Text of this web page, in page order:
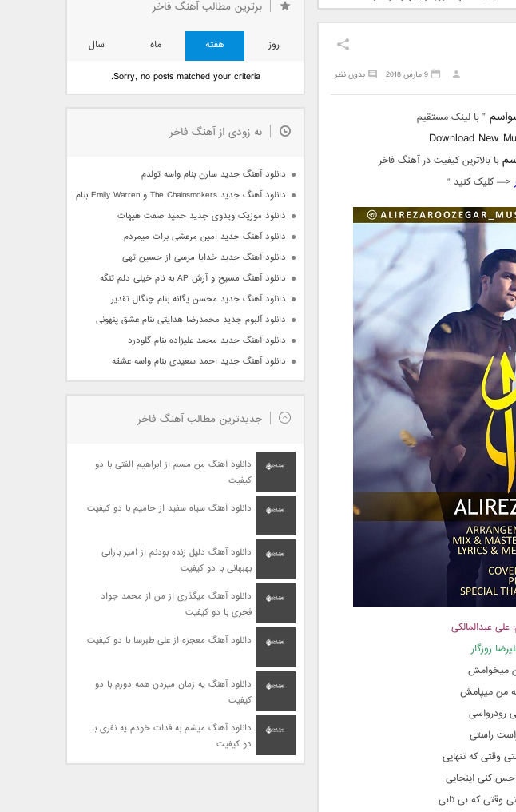
بدون نظر 9 مارس 2018
” با لینک مستقیم
Download New
با بالاترین کیفیت در آهنگ فاخر
<— کلیک کنید “
علی عبدالمالکی
روزگار
میخوامش
من میپامش
رودرواسی
راستی
وقتی که تنهایی
حس کنی اینجایی
وقتی که بی تابی
برترین مطالب آهنگ فاخر
روز هفته ماه
سال
Sorry, no posts matched your criteria.
به زودی از آهنگ فاخر
دانلود آهنگ جدید سارن بنام واسه تولدم
دانلود آهنگ جدید The Chainsmokers و Emily Warren بنام Side Effects
دانلود موزیک ویدوی جدید حمید صفت هیهات
دانلود آهنگ جدید امین مرعشی برات میمردم
دانلود آهنگ جدید خدایا مرسی از حسین تهی
دانلود آهنگ مسیح و آرش AP به نام خیلی دلم تنگه
دانلود آهنگ جدید محسن یگانه بنام چنگال تقدیر
دانلود آلبوم جدید محمدرضا هدایتی بنام عشق پنهونی
دانلود آهنگ جدید محمد علیزاده بنام گلودرد
دانلود آهنگ جدید احمد سعیدی بنام واسه عشقه
جدیدترین مطالب آهنگ فاخر
دانلود آهنگ من مسم از ابراهیم الفتی با دو
کیفیت
دانلود آهنگ سیاه سفید از حامیم با دو کیفیت
دانلود آهنگ دلیل زنده بودنم از امیر بارانی
بهبهانی با دو کیفیت
دانلود آهنگ میگذری از من از محمد جواد
فخری با دو کیفیت
دانلود آهنگ معجزه از علی طبرسا با دو کیفیت
دانلود آهنگ یه زمان میزدن همه دورم با دو
کیفیت
دانلود آهنگ میشم به فدات خودم یه نفری با
دو کیفیت